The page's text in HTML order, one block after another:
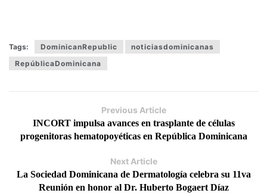
Tags: DominicanRepublic
noticiasdominicanas
RepúblicaDominicana
Previous Article
INCORT impulsa avances en trasplante de células
progenitoras hematopoyéticas en República Dominicana
Next Article
La Sociedad Dominicana de Dermatología celebra su 11va
Reunión en honor al Dr. Huberto Bogaert Díaz